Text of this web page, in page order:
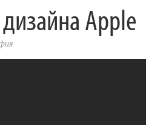
Apple